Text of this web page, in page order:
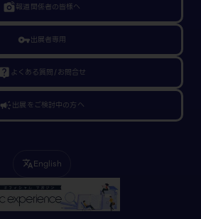
linked_camera報道関係者の皆様へ
vpn_key出展者専用
live_help よくある質問/お問合せ
campaign出展をご検討中の方へ
translateEnglish